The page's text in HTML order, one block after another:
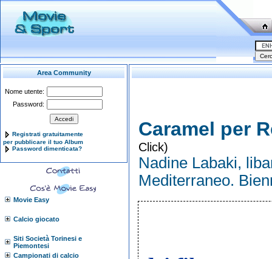
Area Community
Nome utente:
Password:
Registrati gratuitamente
per pubblicare il tuo Album
Password dimenticata?
Movie Easy
Calcio giocato
Siti Società Torinesi e
Piemontesi
Campionati di calcio
Caramel per
Click)
Nadine Labaki,
Mediterraneo.